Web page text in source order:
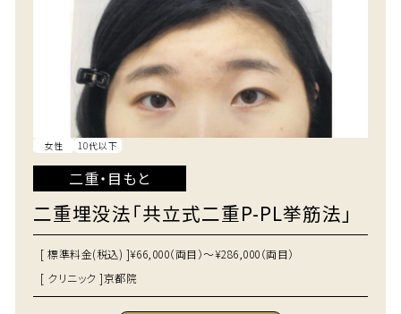
女性 10代以下
二重・目もと
二重埋没法「共立式二重P-PL挙筋法」
[ 標準料金(税込) ]¥66,000（両目）～¥286,000（両目）
[ クリニック ]京都院